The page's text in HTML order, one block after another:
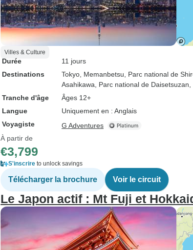
Villes & Culture
Durée
11 jours
Destinations
Tokyo , Memanbetsu , Parc national de
Asahikawa , Parc national de Daisetsuzan
Tranche d'âge
Âges 12+
Langue
Uniquement en : Anglais
Voyagiste
G Adventures
À partir de
€3,799
S'inscrire to unlock savings
Télécharger la brochure Voir le circuit
Le Japon actif : Mt Fuji et